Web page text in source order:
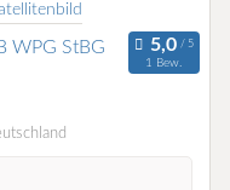
WPG StBG
1 Bew.